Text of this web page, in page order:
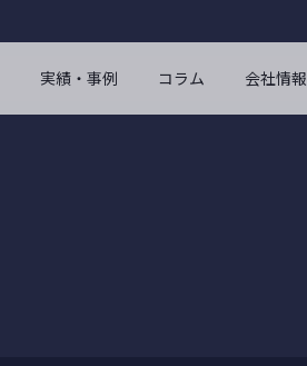
実績・事例 コラム 会社情報